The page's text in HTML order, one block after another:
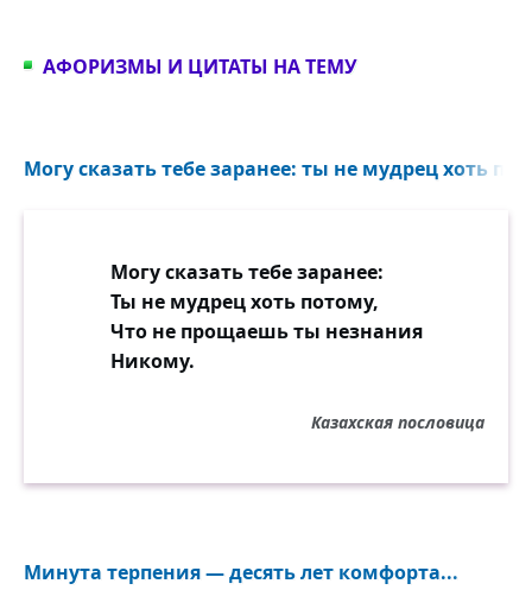
АФОРИЗМЫ И ЦИТАТЫ НА ТЕМУ
Могу сказать тебе заранее: ты не мудрец хоть
Могу сказать тебе заранее:
Ты не мудрец хоть потому,
Что не прощаешь ты незнания
Никому.
Казахская пословица
Минута терпения — десять лет комфорта...